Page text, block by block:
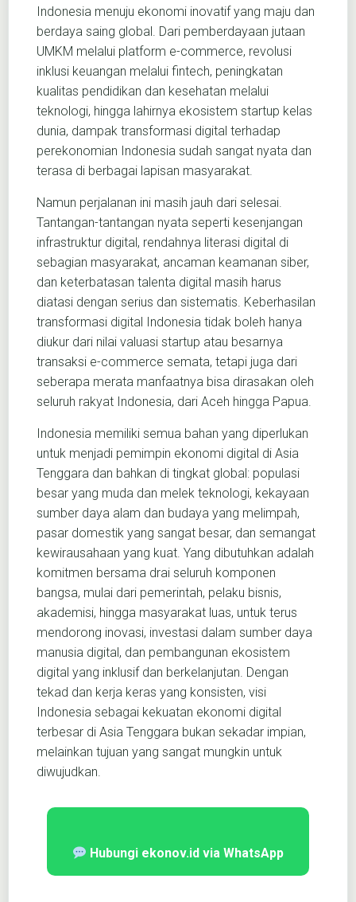
Indonesia menuju ekonomi inovatif yang maju dan
berdaya saing global. Dari pemberdayaan jutaan
UMKM melalui platform e-commerce, revolusi
inklusi keuangan melalui fintech, peningkatan
kualitas pendidikan dan kesehatan melalui
teknologi, hingga lahirnya ekosistem startup kelas
dunia, dampak transformasi digital terhadap
perekonomian Indonesia sudah sangat nyata dan
terasa di berbagai lapisan masyarakat.
Namun perjalanan ini masih jauh dari selesai.
Tantangan-tantangan nyata seperti kesenjangan
infrastruktur digital, rendahnya literasi digital di
sebagian masyarakat, ancaman keamanan siber,
dan keterbatasan talenta digital masih harus
diatasi dengan serius dan sistematis. Keberhasilan
transformasi digital Indonesia tidak boleh hanya
diukur dari nilai valuasi startup atau besarnya
transaksi e-commerce semata, tetapi juga dari
seberapa merata manfaatnya bisa dirasakan oleh
seluruh rakyat Indonesia, dari Aceh hingga Papua.
Indonesia memiliki semua bahan yang diperlukan
untuk menjadi pemimpin ekonomi digital di Asia
Tenggara dan bahkan di tingkat global: populasi
besar yang muda dan melek teknologi, kekayaan
sumber daya alam dan budaya yang melimpah,
pasar domestik yang sangat besar, dan semangat
kewirausahaan yang kuat. Yang dibutuhkan adalah
komitmen bersama drai seluruh komponen
bangsa, mulai dari pemerintah, pelaku bisnis,
akademisi, hingga masyarakat luas, untuk terus
mendorong inovasi, investasi dalam sumber daya
manusia digital, dan pembangunan ekosistem
digital yang inklusif dan berkelanjutan. Dengan
tekad dan kerja keras yang konsisten, visi
Indonesia sebagai kekuatan ekonomi digital
terbesar di Asia Tenggara bukan sekadar impian,
melainkan tujuan yang sangat mungkin untuk
diwujudkan.
Hubungi ekonov.id via WhatsApp